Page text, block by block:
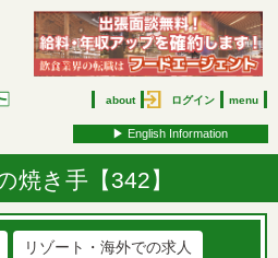
about ログイン menu
▶︎ English Information
焼き手【342】
リゾート・海外での求人